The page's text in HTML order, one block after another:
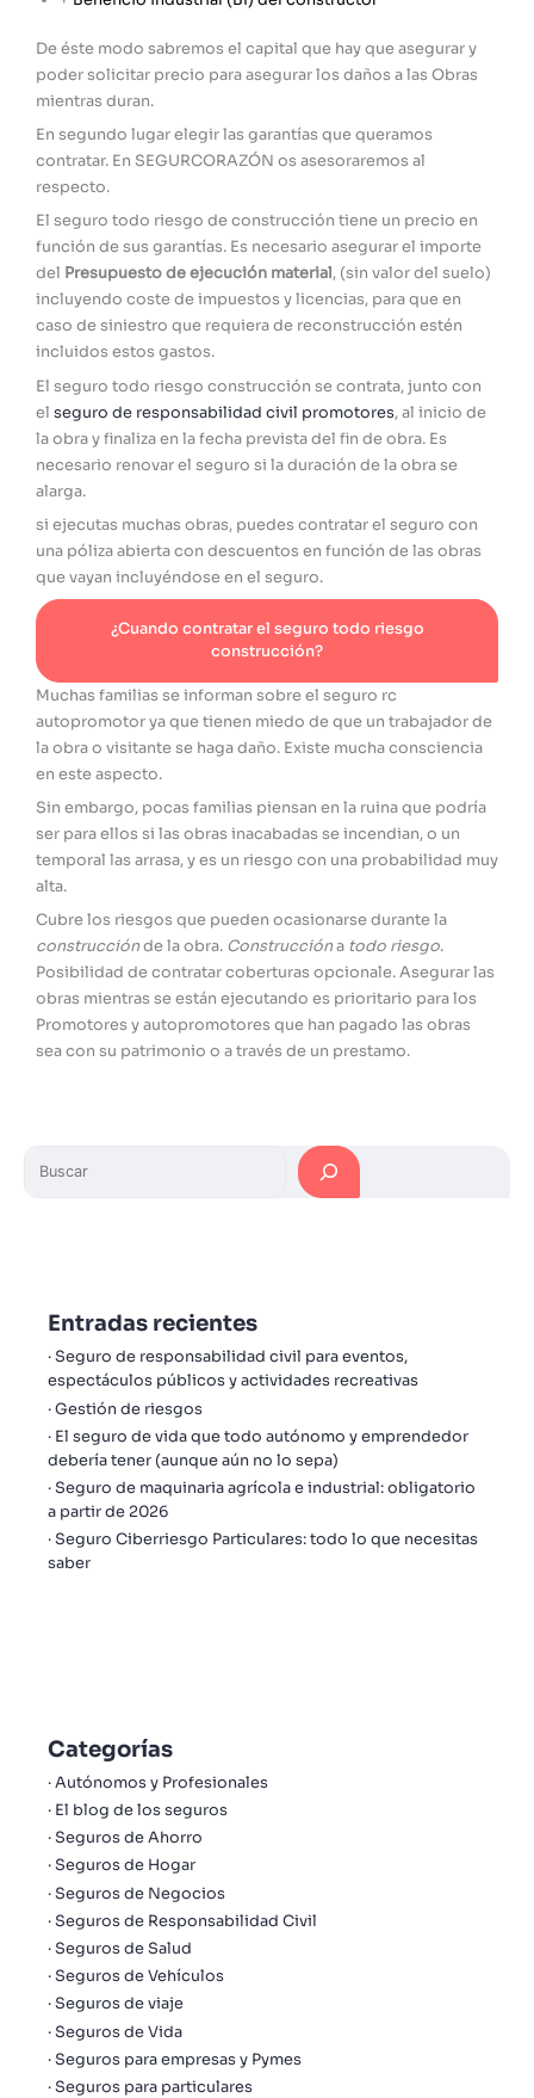
De éste modo sabremos el capital que hay que asegurar y
poder solicitar precio para asegurar los daños a las Obras
mientras duran.
En segundo lugar elegir las garantías que queramos
contratar. En SEGURCORAZÓN os asesoraremos al
respecto.
El seguro todo riesgo de construcción tiene un precio en
función de sus garantías. Es necesario asegurar el importe
del Presupuesto de ejecución material, (sin valor del suelo)
incluyendo coste de impuestos y licencias, para que en
caso de siniestro que requiera de reconstrucción estén
incluidos estos gastos.
El seguro todo riesgo construcción se contrata, junto con
el seguro de responsabilidad civil promotores, al inicio de
la obra y finaliza en la fecha prevista del fin de obra. Es
necesario renovar el seguro si la duración de la obra se
alarga.
si ejecutas muchas obras, puedes contratar el seguro con
una póliza abierta con descuentos en función de las obras
que vayan incluyéndose en el seguro.
¿Cuando contratar el seguro todo riesgo
construcción?
Muchas familias se informan sobre el seguro rc
autopromotor ya que tienen miedo de que un trabajador de
la obra o visitante se haga daño. Existe mucha consciencia
en este aspecto.
Sin embargo, pocas familias piensan en la ruina que podría
ser para ellos si las obras inacabadas se incendian, o un
temporal las arrasa, y es un riesgo con una probabilidad muy
alta.
Cubre los riesgos que pueden ocasionarse durante la
construcciónde la obra. Construccióna todo riesgo.
Posibilidad de contratar coberturas opcionale. Asegurar las
obras mientras se están ejecutando es prioritario para los
Promotores y autopromotores que han pagado las obras
sea con su patrimonio o a través de un prestamo.
Entradas recientes
Seguro de responsabilidad civil para eventos,
espectáculos públicos y actividades recreativas
Gestión de riesgos
El seguro de vida que todo autónomo y emprendedor
debería tener (aunque aún no lo sepa)
Seguro de maquinaria agrícola e industrial: obligatorio
a partir de 2026
Seguro Ciberriesgo Particulares: todo lo que necesitas
saber
Categorías
Autónomos y Profesionales
El blog de los seguros
Seguros de Ahorro
Seguros de Hogar
Seguros de Negocios
Seguros de Responsabilidad Civil
Seguros de Salud
Seguros de Vehículos
Seguros de viaje
Seguros de Vida
Seguros para empresas y Pymes
Seguros para particulares